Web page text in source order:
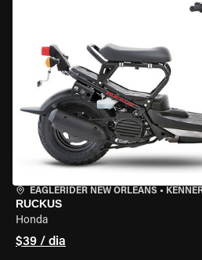
EAGLERIDER NEW ORLEANS •
RUCKUS
Honda
$39 / dia